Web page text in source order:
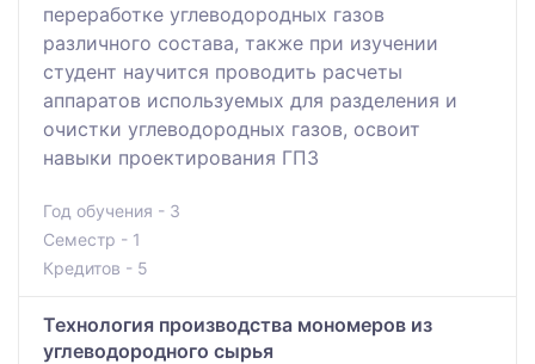
переработке углеводородных газов
различного состава, также при изучении
студент научится проводить расчеты
аппаратов используемых для разделения и
очистки углеводородных газов, освоит
навыки проектирования ГПЗ
Год обучения - 3
Семестр - 1
Кредитов - 5
Технология производства мономеров из
углеводородного сырья